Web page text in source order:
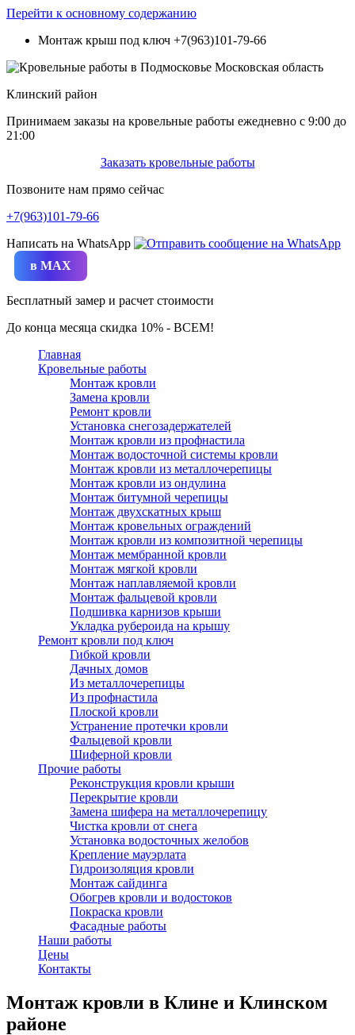
Перейти к основному содержанию
Монтаж крыш под ключ +7(963)101-79-66
Клинский район
Принимаем заказы на кровельные работы ежедневно c 9:00 до
21:00
Заказать кровельные работы
Позвоните нам прямо сейчас
+7(963)101-79-66
Написать на WhatsApp
в MAX
Бесплатный замер и расчет стоимости
До конца месяца скидка 10% - ВСЕМ!
Главная
Кровельные работы
Монтаж кровли
Замена кровли
Ремонт кровли
Установка снегозадержателей
Монтаж кровли из профнастила
Монтаж водосточной системы кровли
Монтаж кровли из металлочерепицы
Монтаж кровли из ондулина
Монтаж битумной черепицы
Монтаж двухскатных крыш
Монтаж кровельных ограждений
Монтаж кровли из композитной черепицы
Монтаж мембранной кровли
Монтаж мягкой кровли
Монтаж наплавляемой кровли
Монтаж фальцевой кровли
Подшивка карнизов крыши
Укладка рубероида на крышу
Ремонт кровли под ключ
Гибкой кровли
Дачных домов
Из металлочерепицы
Из профнастила
Плоской кровли
Устранение протечки кровли
Фальцевой кровли
Шиферной кровли
Прочие работы
Реконструкция кровли крыши
Перекрытие кровли
Замена шифера на металлочерепицу
Чистка кровли от снега
Установка водосточных желобов
Крепление мауэрлата
Гидроизоляция кровли
Монтаж сайдинга
Обогрев кровли и водостоков
Покраска кровли
Фасадные работы
Наши работы
Цены
Контакты
Монтаж кровли в Клине и Клинском
районе